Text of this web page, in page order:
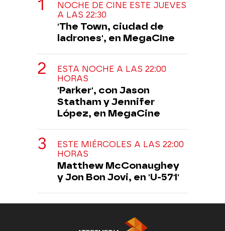
NOCHE DE CINE ESTE JUEVES
A LAS 22:30
'The Town, ciudad de
ladrones', en MegaCIne
ESTA NOCHE A LAS 22:00
HORAS
'Parker', con Jason
Statham y Jennifer
López, en MegaCine
ESTE MIÉRCOLES A LAS 22:00
HORAS
Matthew McConaughey
y Jon Bon Jovi, en 'U-571'